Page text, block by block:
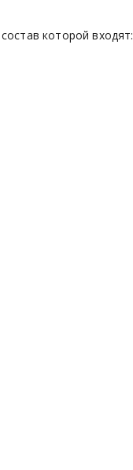
которой входят: